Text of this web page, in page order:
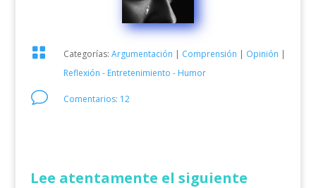
 Categorías: Argumentación | Comprensión | Opinión |
Reflexión - Entretenimiento - Humor
v Comentarios: 12
Lee atentamente el siguiente